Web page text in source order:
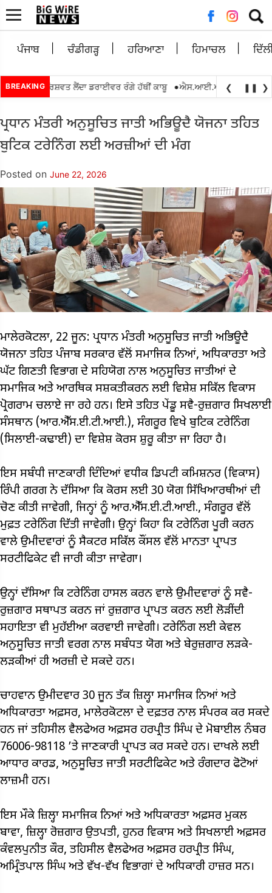
for:
ਪੰਜਾਬ ਚੰਡੀਗੜ੍ਹ ਹਰਿਆਣਾ ਹਿਮਾਚਲ
BREAKING
ਰੁਪਏ ਰਿਸ਼ਵਤ ਲੈਂਦਾ ਡਰਾਈਵਰ ਰੰਗੇ ਹੱਥੀਂ ਕਾਬੂ • ਐਸ.ਆਈ.ਆਰ.2026 ਦੌਰਾਨ
❮ ❚❚ ❯
ਪ੍ਰਧਾਨ ਮੰਤਰੀ ਅਨੁਸੂਚਿਤ ਜਾਤੀ ਅਭਿਊਦੈ ਯੋਜਨਾ ਤਹਿਤ
ਬੁਟਿਕ ਟਰੇਨਿੰਗ ਲਈ ਅਰਜ਼ੀਆਂ ਦੀ ਮੰਗ
Posted on June 22, 2026
ਮਾਲੇਰਕੋਟਲਾ, 22 ਜੂਨ: ਪ੍ਰਧਾਨ ਮੰਤਰੀ ਅਨੁਸੂਚਿਤ ਜਾਤੀ ਅਭਿਊਦੈ
ਯੋਜਨਾ ਤਹਿਤ ਪੰਜਾਬ ਸਰਕਾਰ ਵੱਲੋਂ ਸਮਾਜਿਕ ਨਿਆਂ, ਅਧਿਕਾਰਤਾ ਅਤੇ
ਘੱਟ ਗਿਣਤੀ ਵਿਭਾਗ ਦੇ ਸਹਿਯੋਗ ਨਾਲ ਅਨੁਸੂਚਿਤ ਜਾਤੀਆਂ ਦੇ
ਸਮਾਜਿਕ ਅਤੇ ਆਰਥਿਕ ਸਸ਼ਕਤੀਕਰਨ ਲਈ ਵਿਸ਼ੇਸ਼ ਸਕਿੱਲ ਵਿਕਾਸ
ਪ੍ਰੋਗਰਾਮ ਚਲਾਏ ਜਾ ਰਹੇ ਹਨ। ਇਸੇ ਤਹਿਤ ਪੇਂਡੂ ਸਵੈ-ਰੁਜ਼ਗਾਰ ਸਿਖਲਾਈ
ਸੰਸਥਾਨ (ਆਰ.ਐੱਸ.ਈ.ਟੀ.ਆਈ.), ਸੰਗਰੂਰ ਵਿਖੇ ਬੁਟਿਕ ਟਰੇਨਿੰਗ
(ਸਿਲਾਈ-ਕਢਾਈ) ਦਾ ਵਿਸ਼ੇਸ਼ ਕੋਰਸ ਸ਼ੁਰੂ ਕੀਤਾ ਜਾ ਰਿਹਾ ਹੈ।
ਇਸ ਸਬੰਧੀ ਜਾਣਕਾਰੀ ਦਿੰਦਿਆਂ ਵਧੀਕ ਡਿਪਟੀ ਕਮਿਸ਼ਨਰ (ਵਿਕਾਸ)
ਰਿੰਪੀ ਗਰਗ ਨੇ ਦੱਸਿਆ ਕਿ ਕੋਰਸ ਲਈ 30 ਯੋਗ ਸਿੱਖਿਆਰਥੀਆਂ ਦੀ
ਚੋਣ ਕੀਤੀ ਜਾਵੇਗੀ, ਜਿਨ੍ਹਾਂ ਨੂੰ ਆਰ.ਐੱਸ.ਈ.ਟੀ.ਆਈ., ਸੰਗਰੂਰ ਵੱਲੋਂ
ਮੁਫ਼ਤ ਟਰੇਨਿੰਗ ਦਿੱਤੀ ਜਾਵੇਗੀ। ਉਨ੍ਹਾਂ ਕਿਹਾ ਕਿ ਟਰੇਨਿੰਗ ਪੂਰੀ ਕਰਨ
ਵਾਲੇ ਉਮੀਦਵਾਰਾਂ ਨੂੰ ਸੈਕਟਰ ਸਕਿੱਲ ਕੌਂਸਲ ਵੱਲੋਂ ਮਾਨਤਾ ਪ੍ਰਾਪਤ
ਸਰਟੀਫਿਕੇਟ ਵੀ ਜਾਰੀ ਕੀਤਾ ਜਾਵੇਗਾ।
ਉਨ੍ਹਾਂ ਦੱਸਿਆ ਕਿ ਟਰੇਨਿੰਗ ਹਾਸਲ ਕਰਨ ਵਾਲੇ ਉਮੀਦਵਾਰਾਂ ਨੂੰ ਸਵੈ-
ਰੁਜ਼ਗਾਰ ਸਥਾਪਤ ਕਰਨ ਜਾਂ ਰੁਜ਼ਗਾਰ ਪ੍ਰਾਪਤ ਕਰਨ ਲਈ ਲੋੜੀਂਦੀ
ਸਹਾਇਤਾ ਵੀ ਮੁਹੱਈਆ ਕਰਵਾਈ ਜਾਵੇਗੀ। ਟਰੇਨਿੰਗ ਲਈ ਕੇਵਲ
ਅਨੁਸੂਚਿਤ ਜਾਤੀ ਵਰਗ ਨਾਲ ਸਬੰਧਤ ਯੋਗ ਅਤੇ ਬੇਰੁਜ਼ਗਾਰ ਲੜਕੇ-
ਲੜਕੀਆਂ ਹੀ ਅਰਜ਼ੀ ਦੇ ਸਕਦੇ ਹਨ।
ਚਾਹਵਾਨ ਉਮੀਦਵਾਰ 30 ਜੂਨ ਤੱਕ ਜ਼ਿਲ੍ਹਾ ਸਮਾਜਿਕ ਨਿਆਂ ਅਤੇ
ਅਧਿਕਾਰਤਾ ਅਫ਼ਸਰ, ਮਾਲੇਰਕੋਟਲਾ ਦੇ ਦਫ਼ਤਰ ਨਾਲ ਸੰਪਰਕ ਕਰ ਸਕਦੇ
ਹਨ ਜਾਂ ਤਹਿਸੀਲ ਵੈਲਫੇਅਰ ਅਫ਼ਸਰ ਹਰਪ੍ਰੀਤ ਸਿੰਘ ਦੇ ਮੋਬਾਈਲ ਨੰਬਰ
76006-98118 ’ਤੇ ਜਾਣਕਾਰੀ ਪ੍ਰਾਪਤ ਕਰ ਸਕਦੇ ਹਨ। ਦਾਖਲੇ ਲਈ
ਆਧਾਰ ਕਾਰਡ, ਅਨੁਸੂਚਿਤ ਜਾਤੀ ਸਰਟੀਫਿਕੇਟ ਅਤੇ ਰੰਗਦਾਰ ਫੋਟੋਆਂ
ਲਾਜ਼ਮੀ ਹਨ।
ਇਸ ਮੌਕੇ ਜ਼ਿਲ੍ਹਾ ਸਮਾਜਿਕ ਨਿਆਂ ਅਤੇ ਅਧਿਕਾਰਤਾ ਅਫ਼ਸਰ ਮੁਕਲ
ਬਾਵਾ, ਜ਼ਿਲ੍ਹਾ ਰੋਜ਼ਗਾਰ ਉਤਪਤੀ, ਹੁਨਰ ਵਿਕਾਸ ਅਤੇ ਸਿਖਲਾਈ ਅਫ਼ਸਰ
ਕੰਵਲਪੁਨੀਤ ਕੌਰ, ਤਹਿਸੀਲ ਵੈਲਫੇਅਰ ਅਫ਼ਸਰ ਹਰਪ੍ਰੀਤ ਸਿੰਘ,
ਅਮ੍ਰਿੰਤਪਾਲ ਸਿੰਘ ਅਤੇ ਵੱਖ-ਵੱਖ ਵਿਭਾਗਾਂ ਦੇ ਅਧਿਕਾਰੀ ਹਾਜ਼ਰ ਸਨ।